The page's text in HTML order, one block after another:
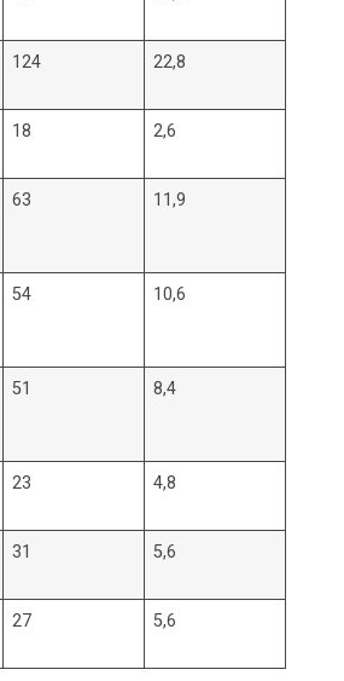
124 22,8
18 2,6
63 11,9
54 10,6
51 8,4
23 4,8
31 5,6
27 5,6